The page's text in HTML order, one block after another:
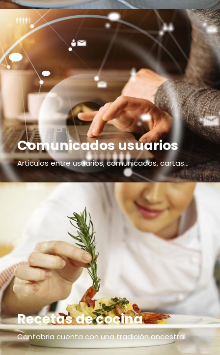
Comunicados usuarios
Articulos entre usuarios, comunicados, cartas...
Recetas de cocina
Cantabria cuenta con una tradición ancestral